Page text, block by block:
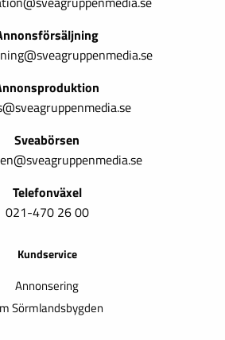
Sveabörsen
Telefonväxel
021-470 26 00
Kundservice
Annonsering
Sörmlandsbygden